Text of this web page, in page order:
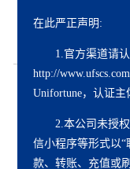
发布日期：
《中华人民共
法》，海关总署对
在此严正声明:
1.官方渠道请
http://
Unifortune，认证主
2.本公司未授
信小程序等形式以
款、转账、充值或